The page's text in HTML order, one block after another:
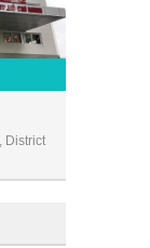
District